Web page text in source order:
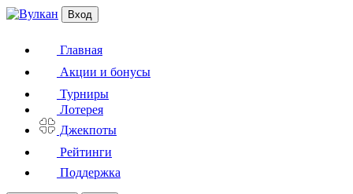
Вход
Главная
Акции и бонусы
Турниры
Лотерея
Джекпоты
Рейтинги
Поддержка